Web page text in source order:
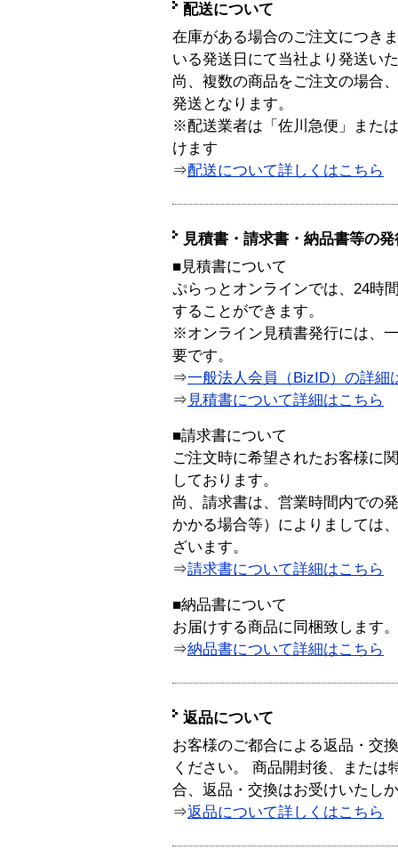
配送について
在庫がある場合のご注文につき
いる発送日にて当社より発送い
尚、複数の商品をご注文の場合
発送となります。
※配送業者は「佐川急便」また
けます
⇒配送について詳しくはこちら
見積書・請求書・納品書等の
■見積書について
ぷらっとオンラインでは、24時
することができます。
※オンライン見積書発行には、
要です。
⇒一般法人会員（BizID）の詳細
⇒ 見積書について詳細はこちら
■請求書について
ご注文時に希望されたお客様に
しております。
尚、請求書は、営業時間内での
かかる場合等）によりましては
ざいます。
⇒請求書について詳細はこちら
■納品書について
お届けする商品に同梱致します。
⇒納品書について詳細はこちら
返品について
お客様のご都合による返品・交
ください。 商品開封後、または
合、返品・交換はお受けいたし
⇒返品について詳しくはこちら